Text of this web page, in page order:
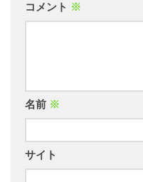
コメント ※
名前 ※
サイト